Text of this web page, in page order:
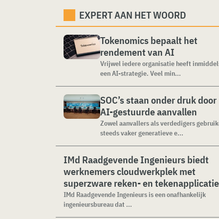
EXPERT AAN HET WOORD
Tokenomics bepaalt het
rendement van AI
Vrijwel iedere organisatie heeft
een AI-strategie. Veel min...
SOC’s staan onder druk door
AI-gestuurde aanvallen
Zowel aanvallers als verdedigers
steeds vaker generatieve e...
IMd Raadgevende Ingenieurs biedt
werknemers cloudwerkplek met
superzware reken- en
IMd Raadgevende Ingenieurs is een onafhankelijk
ingenieursbureau dat ...